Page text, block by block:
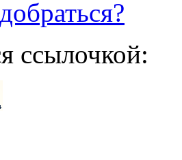
ссылочкой: